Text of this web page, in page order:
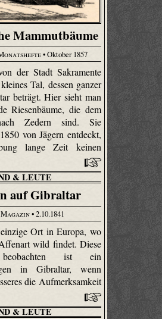
Mammutbäume
• Oktober 1857
der Stadt Sakramente
Tal, dessen ganzer
beträgt. Hier sieht man
Riesenbäume, die dem
Zedern sind. Sie
von Jägern entdeckt,
lange Zeit keinen
& LEUTE
auf Gibraltar
• 2.10.1841
Ort in Europa, wo
wild findet. Diese
ist ein
in Gibraltar, wenn
die Aufmerksamkeit
& LEUTE